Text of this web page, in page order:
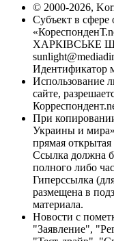
© 2000-2026,
Субъект в
ХАРКІВСЬКЕ
Идентификатор
Использование
сайте,
При
Украины и
прямая
Ссылка должна
полного либо
Гиперссылка
размещена в
материала.
Новости с
"Заявление",